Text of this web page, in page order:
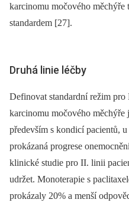
karcinomu močového měchýře
standardem [27].
Druhá linie léčby
Definovat standardní režim
karcinomu močového
především s kondicí pacientů,
prokázaná progrese
klinické studie pro II. linii
udržet. Monoterapie s
proká­zaly 20% a menší